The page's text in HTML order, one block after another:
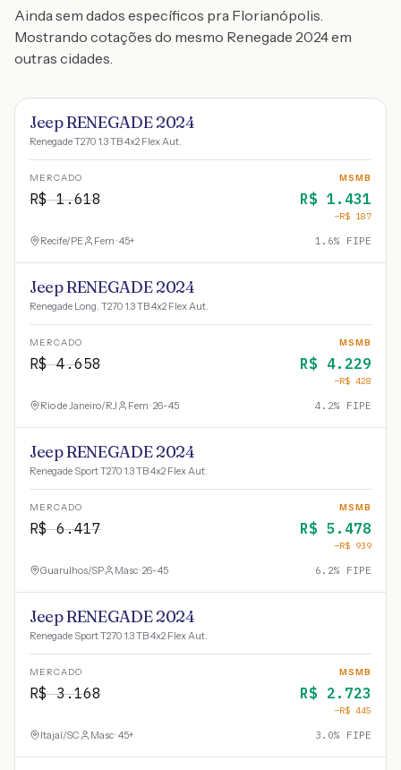
Ainda sem dados específicos pra Florianópolis.
Mostrando cotações do mesmo Renegade 2024 em
outras cidades.
Jeep RENEGADE 2024
Renegade T270 1.3 TB 4x2 Flex Aut.
MERCADO
R$1.618
MSMB
R$ 1.431
−R$ 187
Recife/PE Fem · 45+ 1.6% FIPE
Jeep RENEGADE 2024
Renegade Long. T270 1.3 TB 4x2 Flex Aut.
MERCADO
R$4.658
MSMB
R$ 4.229
−R$ 428
Rio de Janeiro/RJ Fem · 26-45 4.2% FIPE
Jeep RENEGADE 2024
Renegade Sport T270 1.3 TB 4x2 Flex Aut.
MERCADO
R$6.417
MSMB
R$ 5.478
−R$ 939
Guarulhos/SP Masc · 26-45 6.2% FIPE
Jeep RENEGADE 2024
Renegade Sport T270 1.3 TB 4x2 Flex Aut.
MERCADO
R$3.168
MSMB
R$ 2.723
−R$ 445
Itajaí/SC Masc · 45+ 3.0% FIPE